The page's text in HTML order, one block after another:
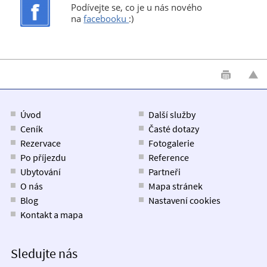
Podívejte se, co je u nás nového
nafacebooku :)
Úvod
Ceník
Rezervace
Po příjezdu
Ubytování
O nás
Blog
Kontakt a mapa
Další služby
Časté dotazy
Fotogalerie
Reference
Partneři
Mapa stránek
Nastavení cookies
Sledujte nás